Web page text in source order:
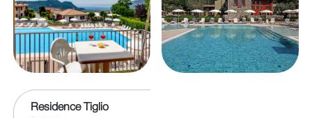
Residence Tiglio